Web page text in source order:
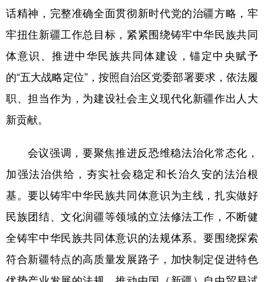
话精神，完整准确全面贯彻新时代党的治疆方略，牢
牢扭住新疆工作总目标，紧紧围绕铸牢中华民族共同
体意识、推进中华民族共同体建设，锚定中央赋予
的“五大战略定位”，按照自治区党委部署要求，依法履
职、担当作为，为建设社会主义现代化新疆作出人大
新贡献。
会议强调，要聚焦推进反恐维稳法治化常态化，
加强法治供给，夯实社会稳定和长治久安的法治根
基。要以铸牢中华民族共同体意识为主线，扎实做好
民族团结、文化润疆等领域的立法修法工作，不断健
全铸牢中华民族共同体意识的法规体系。要围绕探索
符合新疆特点的高质量发展路子，加快制定促进特色